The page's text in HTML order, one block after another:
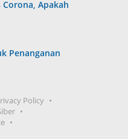
Apakah
Penanganan
Policy